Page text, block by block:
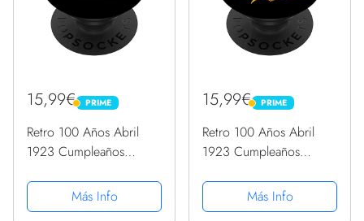
15,99€ PRIME
PRIME
Retro 100 Años Abril
1923 Cumpleaños
PopSockets PopGrip
Intercambiable
Más Info
15,99€ PRIME
PRIME
Retro 100 Años Abril
1923 Cumpleaños
PopSockets PopGrip
Intercambiable
Más Info